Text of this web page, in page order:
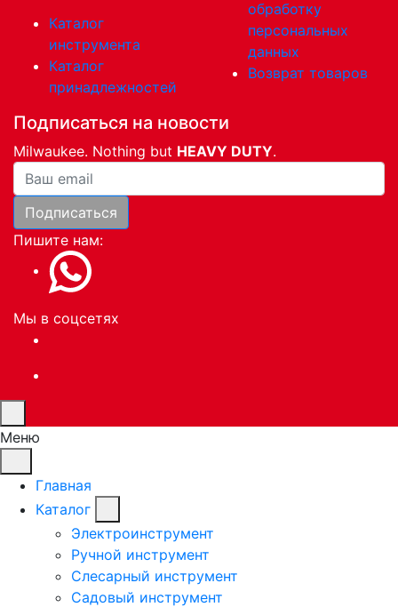
Каталог
инструмента
Каталог
принадлежностей
обработку
персональных
данных
Возврат товаров
Подписаться на новости
Milwaukee. Nothing but HEAVY DUTY.
Ваша почта
Подписаться
Пишите нам:
Мы в соцсетях
Меню
Главная
Каталог
Электроинструмент
Ручной инструмент
Слесарный инструмент
Садовый инструмент